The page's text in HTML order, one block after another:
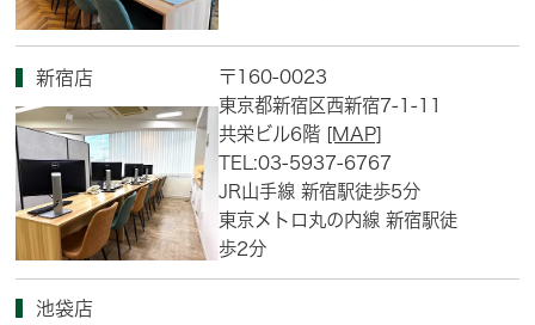
新宿店
〒160-0023
東京都新宿区西新宿7-1-11
共栄ビル6階 [MAP]
TEL:03-5937-6767
JR山手線 新宿駅徒歩5分
東京メトロ丸の内線 新宿駅徒
歩2分
池袋店